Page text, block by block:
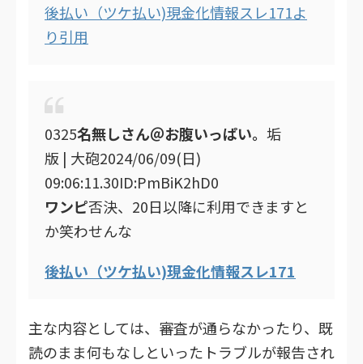
後払い（ツケ払い)現金化情報スレ171よ
り引用
0325名無しさん＠お腹いっぱい。 垢
版 | 大砲2024/06/09(日)
09:06:11.30ID:PmBiK2hD0
ワンピ否決、20日以降に利用できますと
か笑わせんな
後払い（ツケ払い)現金化情報スレ171
主な内容としては、審査が通らなかったり、既
読のまま何もなしといったトラブルが報告され